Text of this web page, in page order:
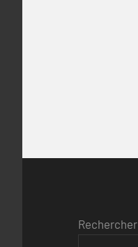
Rechercher